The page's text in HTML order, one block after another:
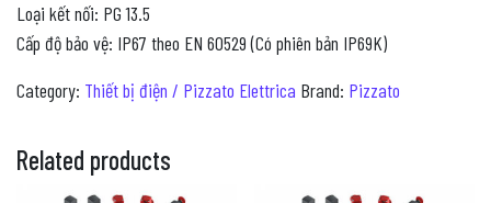
Loại kết nối: PG 13.5
Cấp độ bảo vệ: IP67 theo EN 60529 (Có phiên bản IP69K)
Category: Thiết bị điện / Pizzato Elettrica Brand: Pizzato
Related products